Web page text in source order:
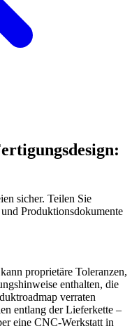
sicher. Teilen Sie
Produktionsdokumente
proprietäre Toleranzen,
enthalten, die
verraten
entlang der Lieferkette –
eine CNC-Werkstatt in